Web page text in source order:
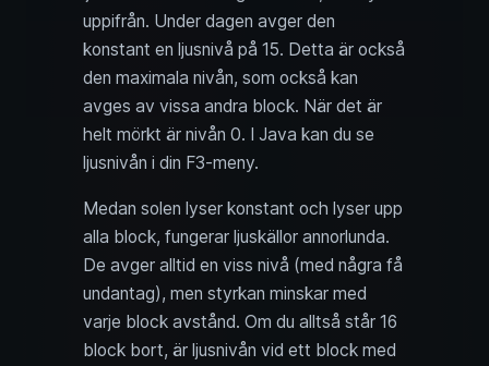
uppifrån. Under dagen avger den
konstant en ljusnivå på 15. Detta är också
den maximala nivån, som också kan
avges av vissa andra block. När det är
helt mörkt är nivån 0. I Java kan du se
ljusnivån i din F3-meny.
Medan solen lyser konstant och lyser upp
alla block, fungerar ljuskällor annorlunda.
De avger alltid en viss nivå (med några få
undantag), men styrkan minskar med
varje block avstånd. Om du alltså står 16
block bort, är ljusnivån vid ett block med